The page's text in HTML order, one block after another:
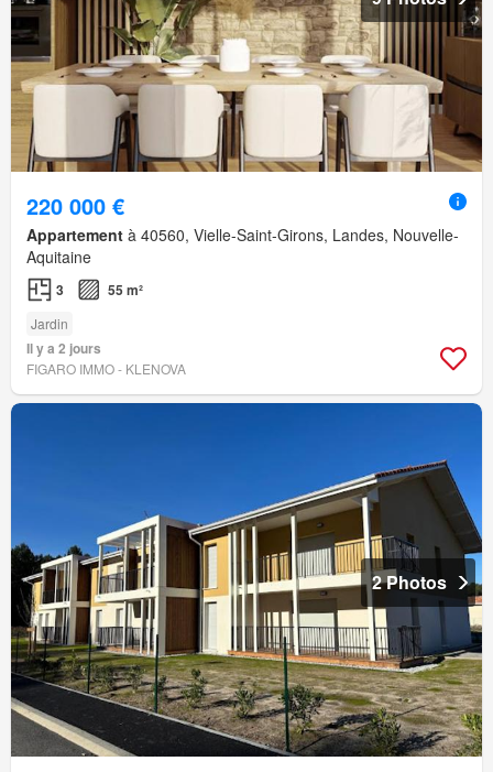
220 000 €
Appartement à 40560, Vielle-Saint-Girons, Landes, Nouvelle-
Aquitaine
3 55 m²
Jardin
Il y a 2 jours
FIGARO IMMO - KLENOVA
2 Photos